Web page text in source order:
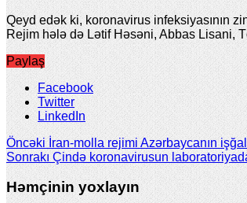
Qeyd edək ki, koronavirus infeksiyasının
Rejim hələ də Lətif Həsəni, Abbas Lisani,
Paylaş
Facebook
Twitter
LinkedIn
Öncəki İran-molla rejimi Azərbaycanın
Sonrakı Çində koronavirusun
Həmçinin yoxlayın